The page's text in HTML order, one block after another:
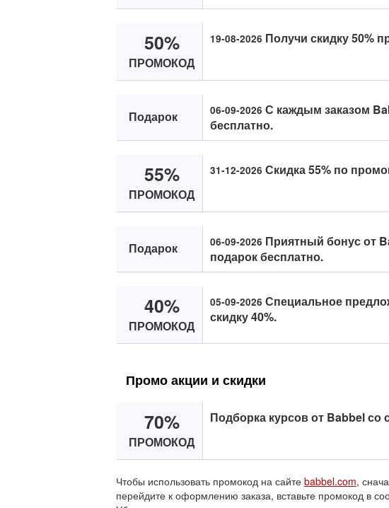
50%
ПРОМОКОД
19-08-2026 Получи скидку 50%
Подарок 06-09-2026 С каждым заказом
бесплатно.
55%
ПРОМОКОД
31-12-2026 Скидка 55% по
Подарок 06-09-2026 Приятный бонус от
подарок бесплатно.
40%
ПРОМОКОД
05-09-2026 Специальное
скидку 40%.
Промо акции и скидки
70%
ПРОМОКОД
Подборка курсов от Babbel со
Чтобы использовать промокод на сайте babbel.com,
перейдите к оформлению заказа, вставьте промокод в